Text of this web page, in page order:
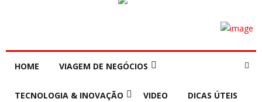
HOME VIAGEM DE NEGÓCIOS
TECNOLOGIA & INOVAÇÃO VIDEO DICAS ÚTEIS